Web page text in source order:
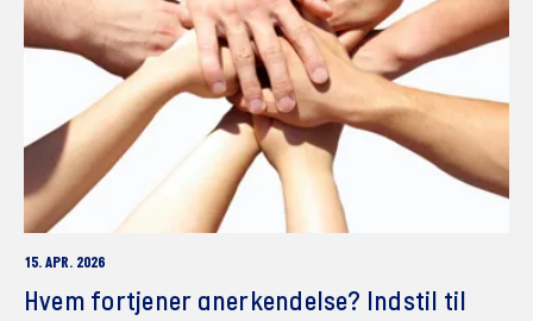
15. APR. 2026
Hvem fortjener anerkendelse? Indstil til